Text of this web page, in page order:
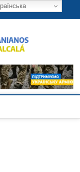
de
HENARES